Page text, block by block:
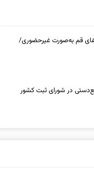
خدمات آبفای قم به‌صورت غیرحضوری/
در شورای ثبت کشور